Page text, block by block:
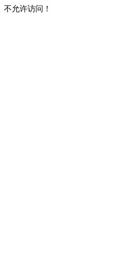
不允许访问！